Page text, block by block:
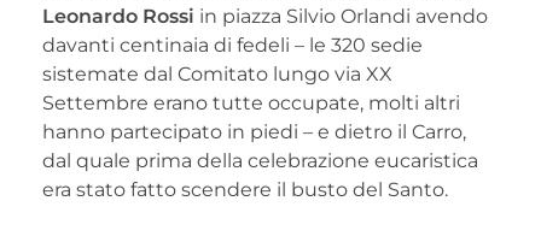
Leonardo Rossi in piazza Silvio Orlandi avendo
davanti centinaia di fedeli – le 320 sedie
sistemate dal Comitato lungo via XX
Settembre erano tutte occupate, molti altri
hanno partecipato in piedi – e dietro il Carro,
dal quale prima della celebrazione eucaristica
era stato fatto scendere il busto del Santo.